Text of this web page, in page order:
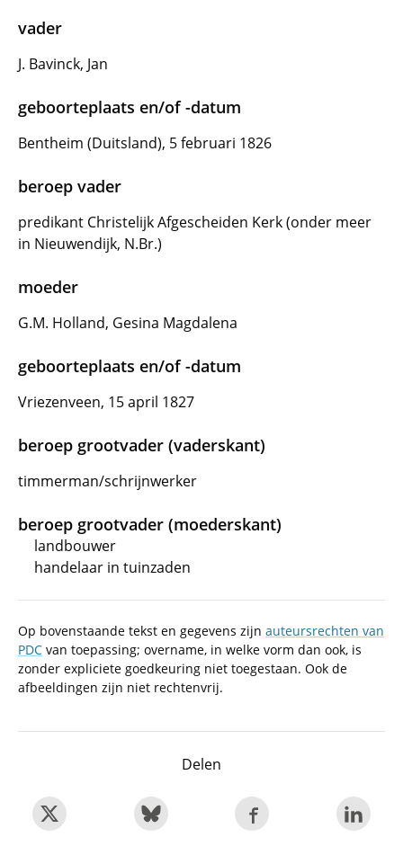
vader
J. Bavinck, Jan
geboorteplaats en/of -datum
Bentheim (Duitsland), 5 februari 1826
beroep vader
predikant Christelijk Afgescheiden Kerk (onder meer
in Nieuwendijk, N.Br.)
moeder
G.M. Holland, Gesina Magdalena
geboorteplaats en/of -datum
Vriezenveen, 15 april 1827
beroep grootvader (vaderskant)
timmerman/schrijnwerker
beroep grootvader (moederskant)
landbouwer
handelaar in tuinzaden
Op bovenstaande tekst en gegevens zijn auteursrechten van
PDC van toepassing; overname, in welke vorm dan ook, is
zonder expliciete goedkeuring niet toegestaan. Ook de
afbeeldingen zijn niet rechtenvrij.
Delen